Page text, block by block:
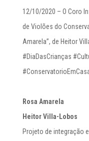
12/10/2020 – O Coro
de Violões do
Amarela”, de Heitor
#DiaDasCrianças
Rosa Amarela
Heitor Villa-Lobos
Projeto de integração